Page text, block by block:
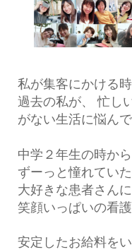
私が集客にかける
過去の私が、 忙し
がない生活に悩ん
中学２年生の時から
ずーっと憧れてい
大好きな患者さん
笑顔いっぱいの看護
安定したお給料を